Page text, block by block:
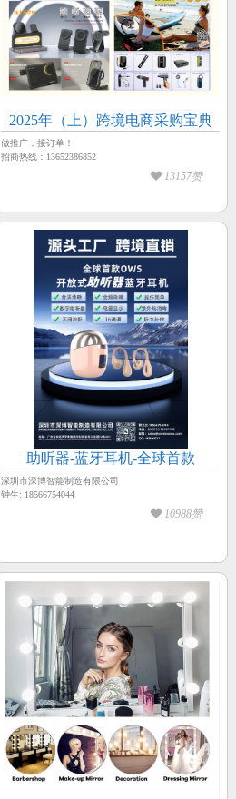
2025年（上）跨境电商采购宝典
做推广，接订单！
招商热线：13652386852
13157赞
助听器-蓝牙耳机-全球首款
深圳市深博智能制造有限公司
钟生: 18566754044
10988赞